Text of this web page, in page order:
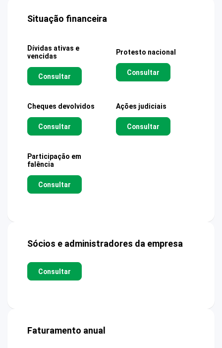
Situação financeira
Dívidas ativas e
vencidas
Consultar
Protesto nacional
Consultar
Cheques devolvidos
Consultar
Ações judiciais
Consultar
Participação em
falência
Consultar
Sócios e administradores da empresa
Consultar
Faturamento anual